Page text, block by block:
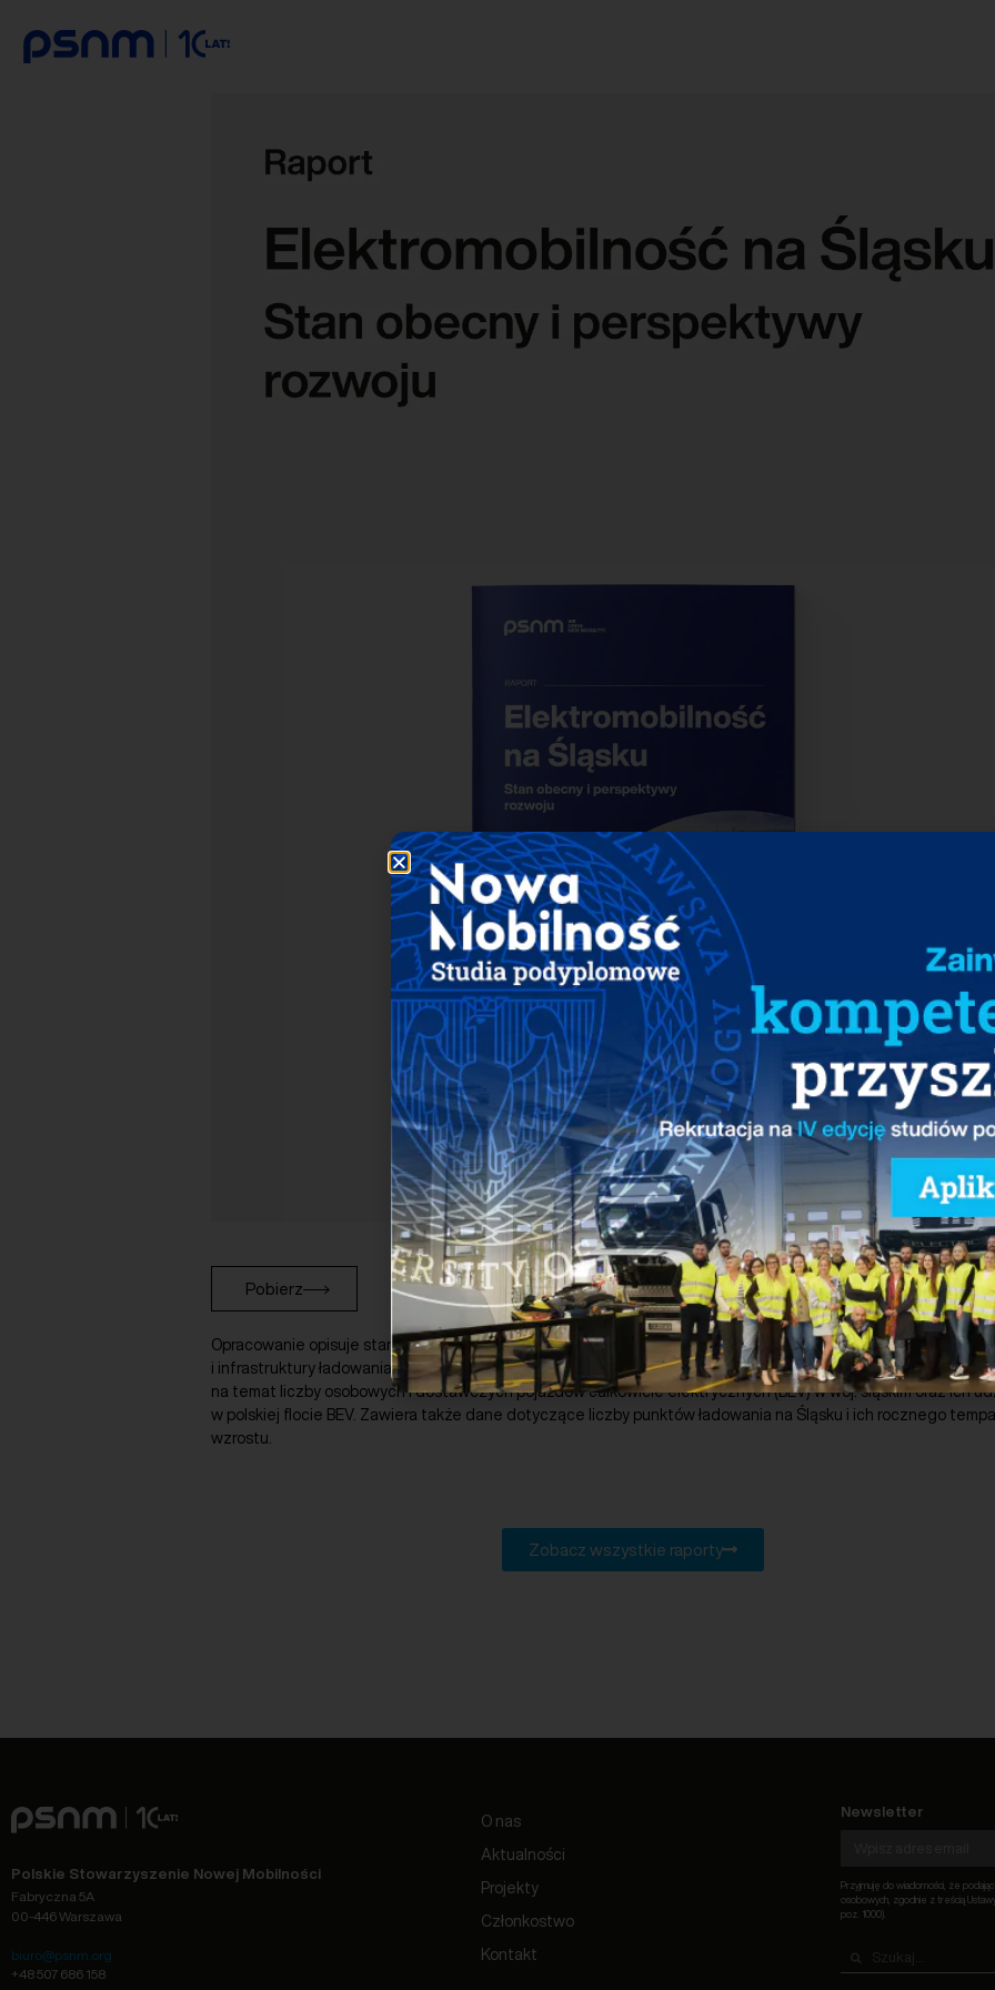
Pobierz
Opracowanie opisuje stan rozwoju rynku elektromobilności na Śląsku w obszarze pojazdów elektrycznych
i infrastruktury ładowania, w tym również prognozy ich rozwoju do 2040 r. Opracowanie dostarcza m.in.
na temat liczby osobowych i dostawczych pojazdów całkowicie elektrycznych (BEV) w woj. śląskim oraz ich
w polskiej flocie BEV. Zawiera także dane dotyczące liczby punktów ładowania na Śląsku i ich rocznego tempa
wzrostu.
Zobacz wszystkie raporty
Polskie Stowarzyszenie Nowej Mobilności
Fabryczna 5A
00-446 Warszawa
biuro@psnm.org
+48 507 686 158
O nas
Aktualności
Projekty
Członkostwo
Kontakt
Newsletter
Przyjmuję do wiadomości, że
osobowych, zgodnie z treścią Ustawy
poz. 1000).